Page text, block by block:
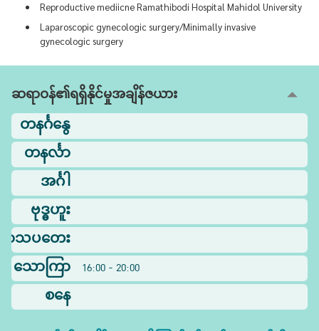
Reproductive mediicne Ramathibodi Hospital Mahidol University
Laparoscopic gynecologic surgery/Minimally invasive
gynecologic surgery
ဆရာဝန်၏ရရှိနိုင်မှုအချိန်ဇယား
တနင်္ဂနွေ
တနင်္လာ
အင်္ဂါ
ဗုဒ္ဓဟူး
ာသပတေး
သောကြာ
16:00 - 20:00
စနေ